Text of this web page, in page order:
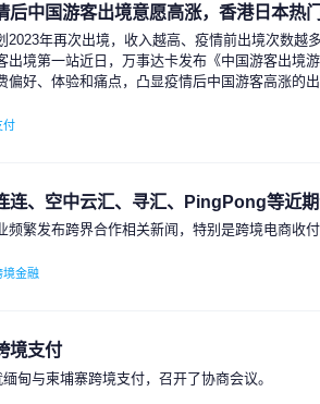
后中国游客出境意愿高涨，香港日本热
2023年再次出境，收入越高、疫情前出境次数
出境第一站近日，万事达卡发布《中国游客出境
偏好、体验和痛点，凸显疫情后中国游客高涨的
付
连、空中云汇、寻汇、PingPong等近
频繁发布跨界合作相关新闻，特别是跨境电商收付
境金融
境支付
甸与柬埔寨跨境支付，召开了协商会议。